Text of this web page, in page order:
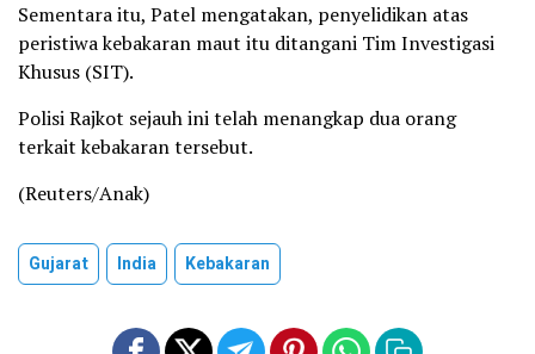
Sementara itu, Patel mengatakan, penyelidikan atas
peristiwa kebakaran maut itu ditangani Tim Investigasi
Khusus (SIT).
Polisi Rajkot sejauh ini telah menangkap dua orang
terkait kebakaran tersebut.
(Reuters/Anak)
Gujarat India Kebakaran